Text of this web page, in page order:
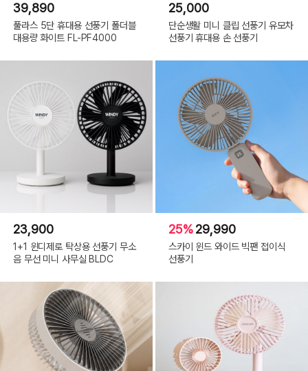
39,890
풀라스 5단 휴대용 선풍기 폴더블
대용량 화이트 FL-PF4000
25,000
단순생활 미니 클립 선풍기 유모차
선풍기 휴대용 손 선풍기
23,900
1+1 윈디제로 탁상용 선풍기 무소
음 무선 미니 사무실 BLDC
25%29,990
스카이 윈드 와이드 빅팬 접이식
선풍기